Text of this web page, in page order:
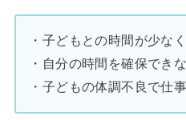
・子どもとの時間が少な
・自分の時間を確保でき
・子どもの体調不良で仕